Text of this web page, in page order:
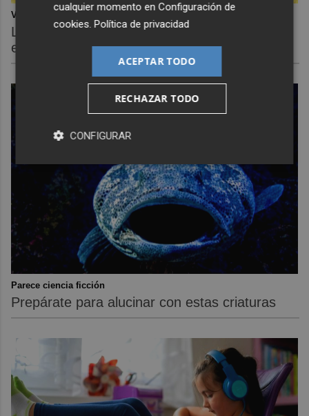
Viaja sin visado
Los pasaportes que más puertas abren ¿está
el tuyo?
Parece ciencia ficción
Prepárate para alucinar con estas criaturas
cualquier momento enConfiguración de
cookies.Política de privacidad
ACEPTAR TODO
RECHAZAR TODO
CONFIGURAR